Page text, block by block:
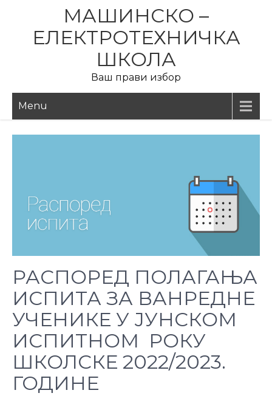
content
МАШИНСКО –
ЕЛЕКТРОТЕХНИЧКА
ШКОЛА
Ваш прави избор
Menu
РАСПОРЕД ПОЛАГАЊА
ИСПИТА ЗА ВАНРЕДНЕ
УЧЕНИКЕ У ЈУНСКОМ
ИСПИТНОМ РОКУ
ШКОЛСКЕ 2022/2023.
ГОДИНЕ